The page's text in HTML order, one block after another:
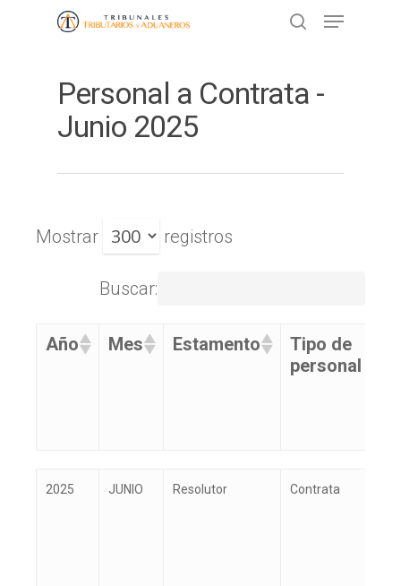
Presione ENTER para buscar o ESC
para cerrar
Personal a Contrata -
Junio 2025
Mostrar registros
Buscar:
Año Mes Estamento
Tipo de
personal
Año Mes Estamento
Tipo de
2025 JUNIO Resolutor Contrata